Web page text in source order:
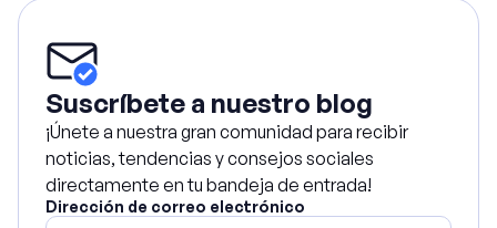
Suscríbete a nuestro blog
¡Únete a nuestra gran comunidad para recibir
noticias, tendencias y consejos sociales
directamente en tu bandeja de entrada!
Dirección de correo electrónico